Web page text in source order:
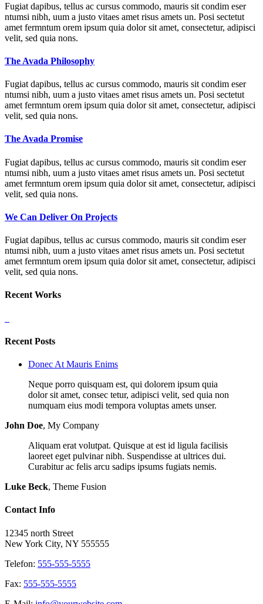
Fugiat dapibus, tellus ac cursus commodo, mauris sit condim eser
ntumsi nibh, uum a justo vitaes amet risus amets un. Posi sectetut
amet fermntum orem ipsum quia dolor sit amet, consectetur, adipisci
velit, sed quia nons.
The Avada Philosophy
Fugiat dapibus, tellus ac cursus commodo, mauris sit condim eser
ntumsi nibh, uum a justo vitaes amet risus amets un. Posi sectetut
amet fermntum orem ipsum quia dolor sit amet, consectetur, adipisci
velit, sed quia nons.
The Avada Promise
Fugiat dapibus, tellus ac cursus commodo, mauris sit condim eser
ntumsi nibh, uum a justo vitaes amet risus amets un. Posi sectetut
amet fermntum orem ipsum quia dolor sit amet, consectetur, adipisci
velit, sed quia nons.
We Can Deliver On Projects
Fugiat dapibus, tellus ac cursus commodo, mauris sit condim eser
ntumsi nibh, uum a justo vitaes amet risus amets un. Posi sectetut
amet fermntum orem ipsum quia dolor sit amet, consectetur, adipisci
velit, sed quia nons.
Recent Works
Recent Posts
Donec At Mauris Enims
Neque porro quisquam est, qui dolorem ipsum quia
dolor sit amet, consec tetur, adipisci velit, sed quia non
numquam eius modi tempora voluptas amets unser.
John Doe, My Company
Aliquam erat volutpat. Quisque at est id ligula facilisis
laoreet eget pulvinar nibh. Suspendisse at ultrices dui.
Curabitur ac felis arcu sadips ipsums fugiats nemis.
Luke Beck, Theme Fusion
Contact Info
12345 north Street
New York City, NY 555555
Telefon: 555-555-5555
Fax: 555-555-5555